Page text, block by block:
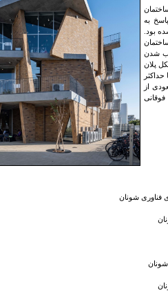
به
بود.
شدن
است و با شکل پلان
صعودی از
طبقات فوقانی
فناوری شونان
شونان